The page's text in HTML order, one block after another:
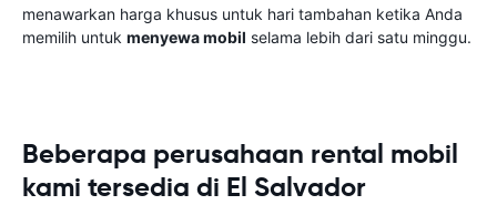
menawarkan harga khusus untuk hari tambahan ketika Anda
memilih untuk menyewa mobil selama lebih dari satu minggu.
Beberapa perusahaan rental mobil
kami tersedia di El Salvador